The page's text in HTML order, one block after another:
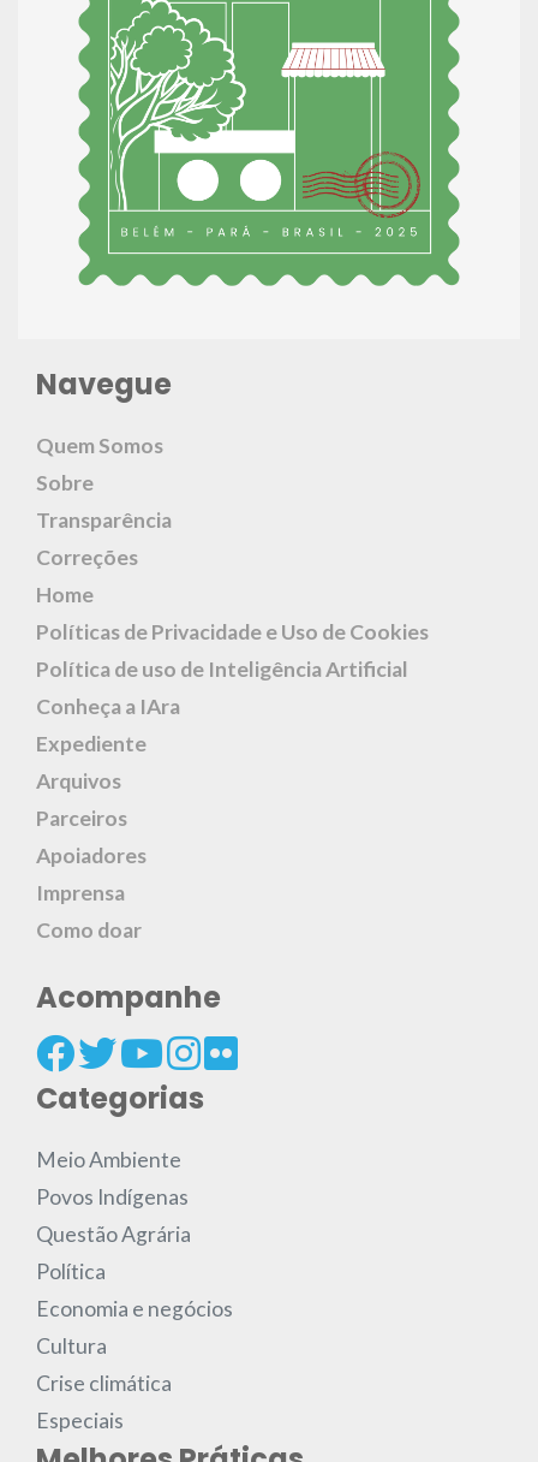
Navegue
Quem Somos
Sobre
Transparência
Correções
Home
Políticas de Privacidade e Uso de Cookies
Política de uso de Inteligência Artificial
Conheça a IAra
Expediente
Arquivos
Parceiros
Apoiadores
Imprensa
Como doar
Acompanhe
Categorias
Meio Ambiente
Povos Indígenas
Questão Agrária
Política
Economia e negócios
Cultura
Crise climática
Especiais